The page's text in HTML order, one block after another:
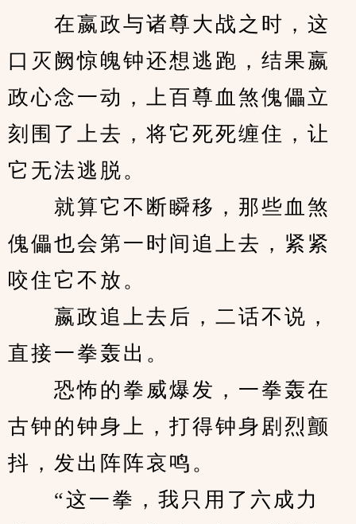
在嬴政与诸尊大战之时，这
口灭阙惊魄钟还想逃跑，结果嬴
政心念一动，上百尊血煞傀儡立
刻围了上去，将它死死缠住，让
它无法逃脱。
就算它不断瞬移，那些血煞
傀儡也会第一时间追上去，紧紧
咬住它不放。
嬴政追上去后，二话不说，
直接一拳轰出。
恐怖的拳威爆发，一拳轰在
古钟的钟身上，打得钟身剧烈颤
抖，发出阵阵哀鸣。
“这一拳，我只用了六成力